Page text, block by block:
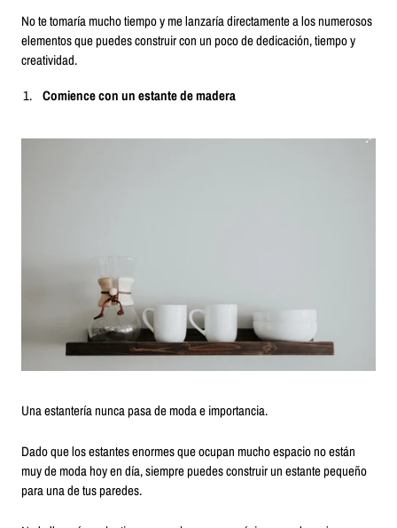
No te tomaría mucho tiempo y me lanzaría directamente a los numerosos
elementos que puedes construir con un poco de dedicación, tiempo y
creatividad.
Comience con un estante de madera
Una estantería nunca pasa de moda e importancia.
Dado que los estantes enormes que ocupan mucho espacio no están
muy de moda hoy en día, siempre puedes construir un estante pequeño
para una de tus paredes.